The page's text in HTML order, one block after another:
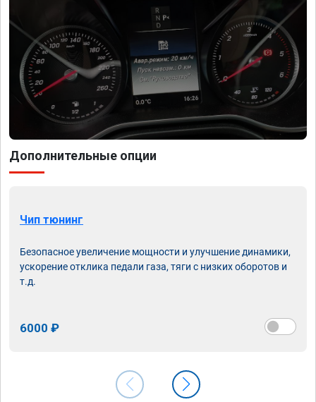
Дополнительные опции
Чип тюнинг
Безопасное увеличение мощности и улучшение динамики,
ускорение отклика педали газа, тяги с низких оборотов и
т.д.
6000 ₽